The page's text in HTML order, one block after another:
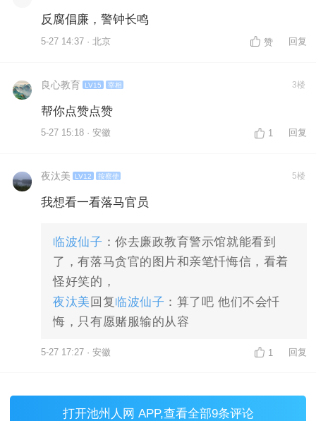
反腐倡廉，警钟长鸣
5-27 14:37 · 北京 赞 回复
良心教育 LV15 宰相 3楼
帮你点赞点赞
5-27 15:18 · 安徽 1 回复
夜汰美 LV12 按察使 5楼
我想看一看落马官员
临波仙子 ：你去廉政教育警示馆就能看到
了，有落马贪官的图片和亲笔忏悔信，看着
怪好笑的，
夜汰美 回复临波仙子 ：算了吧 他们不会忏
悔，只有愿赌服输的从容
5-27 17:27 · 安徽 1 回复
打开池州人网 APP,查看全部9条评论